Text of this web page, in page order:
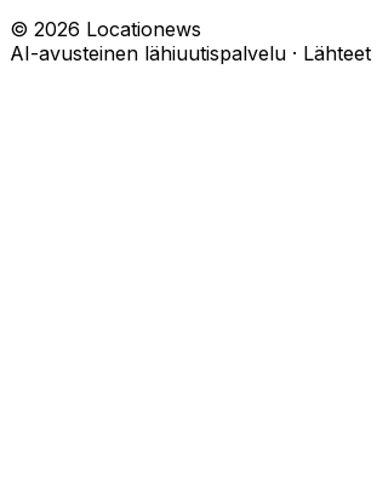
© 2026 Locationews
AI-avusteinen lähiuutispalvelu ·